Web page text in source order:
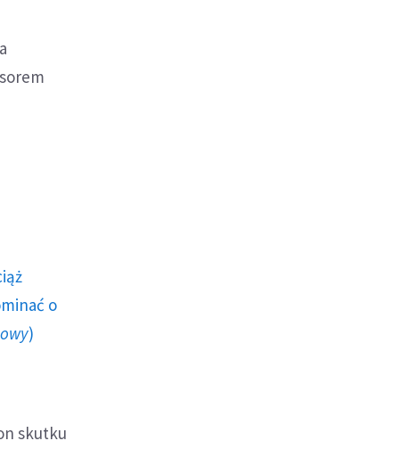
o
)
skutku